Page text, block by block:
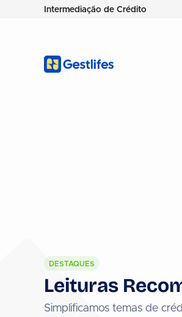
Intermediação de Crédito
DESTAQUES
Leituras
Simplificamos temas de